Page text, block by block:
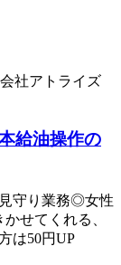
社アトライズ
給油操作の
守り業務◎女性
せてくれる、
は50円UP